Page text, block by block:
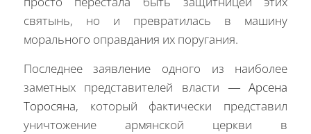
святынь, но и превратилась в машину
морального оправдания их поругания.
Последнее заявление одного из наиболее
заметных представителей власти —Арсена
Торосяна, который фактически представил
уничтожение армянской церкви в